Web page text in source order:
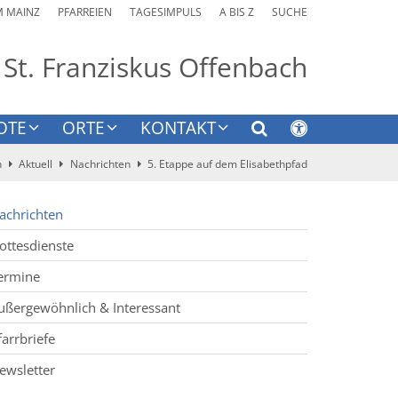
MAINZ PFARREIEN TAGESIMPULS A BIS Z SUCHE
Franziskus Offenbach
ORTE KONTAKT
Aktuell Nachrichten 5. Etappe auf dem Elisabethpfad
& Interessant